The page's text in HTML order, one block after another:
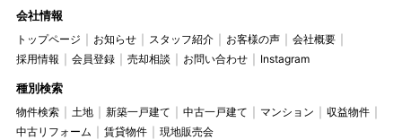
会社情報
トップページ お知らせ スタッフ紹介 お客様の声
会社概要
採用情報
会員登録 売却相談 お問い合わせ Instagram
種別検索
物件検索 土地 新築一戸建て 中古一戸建て マンション
収益物件
中古リフォーム
賃貸物件 現地販売会